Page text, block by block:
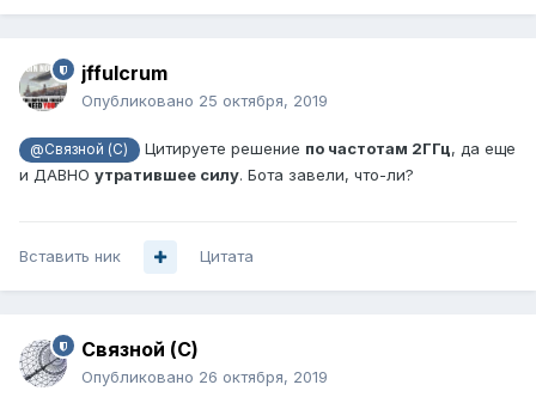
jffulcrum
Опубликовано 25 октября, 2019
@Связной (С) Цитируете решение по частотам 2ГГц, да еще
и ДАВНО утратившее силу. Бота завели, что-ли?
Вставить ник Цитата
Связной (С)
Опубликовано 26 октября, 2019